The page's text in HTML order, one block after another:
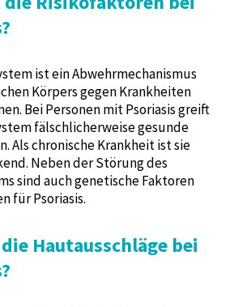
ist ein Abwehrmechanismus
Körpers gegen Krankheiten
Bei Personen mit Psoriasis greift
fälschlicherweise gesunde
Als chronische Krankheit ist sie
Neben der Störung des
sind auch genetische Faktoren
für Psoriasis.
Hautausschläge bei